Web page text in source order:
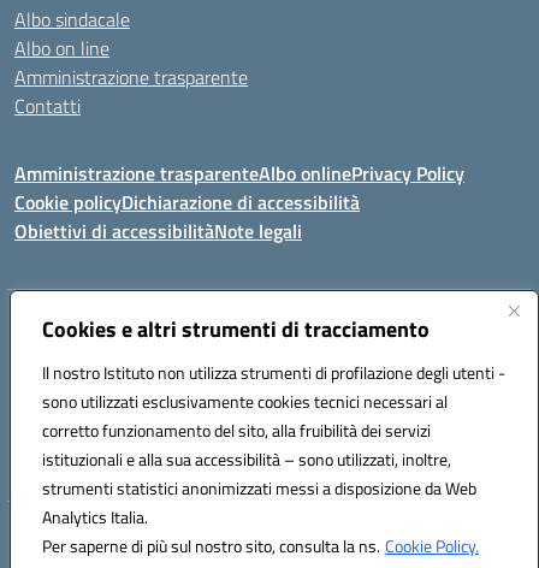
Cookies e altri strumenti di tracciamento
Il nostro Istituto non utilizza strumenti di profilazione degli utenti -
sono utilizzati esclusivamente cookies tecnici necessari al
corretto funzionamento del sito, alla fruibilità dei servizi
istituzionali e alla sua accessibilità – sono utilizzati, inoltre,
strumenti statistici anonimizzati messi a disposizione da Web
Analytics Italia.
Per saperne di più sul nostro sito, consulta la ns.Cookie Policy.
Albo sindacale
Albo on line
Amministrazione trasparente
Contatti
Amministrazione trasparenteAlbo onlinePrivacy Policy
Cookie policyDichiarazione di accessibilità
Obiettivi di accessibilitàNote legali
Indirizzo:Via Carducci Settimo San Pietro (CA)
Posta elettronica certificata (PEC):CAIC84700T@pec.istruzione.it
Codice fiscale: 92105840927
Codice meccanografico: CAIC84700T
Hosting & Powered by 3D Solution S.r.l.